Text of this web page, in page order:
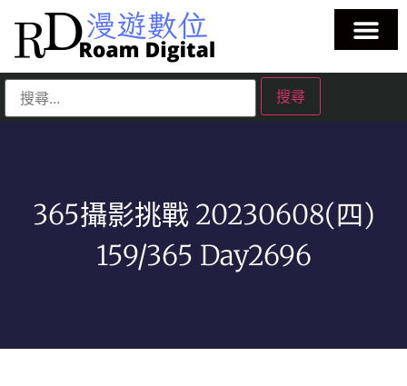
365攝影挑戰 20230608(四)
159/365 Day2696